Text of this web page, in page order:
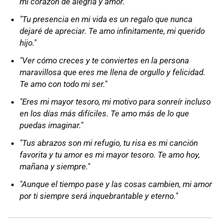
"Tu presencia en mi vida es un regalo que nunca
dejaré de apreciar. Te amo infinitamente, mi querido
hijo."
"Ver cómo creces y te conviertes en la persona
maravillosa que eres me llena de orgullo y felicidad.
Te amo con todo mi ser."
"Eres mi mayor tesoro, mi motivo para sonreír incluso
en los días más difíciles. Te amo más de lo que
puedas imaginar."
"Tus abrazos son mi refugio, tu risa es mi canción
favorita y tu amor es mi mayor tesoro. Te amo hoy,
mañana y siempre."
"Aunque el tiempo pase y las cosas cambien, mi amor
por ti siempre será inquebrantable y eterno."